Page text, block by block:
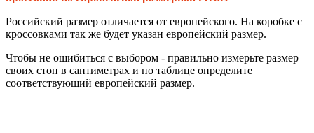
Российский размер отличается от европейского. На коробке с
кроссовками так же будет указан европейский размер.
Чтобы не ошибиться с выбором - правильно измерьте размер
своих стоп в сантиметрах и по таблице определите
соответствующий европейский размер.